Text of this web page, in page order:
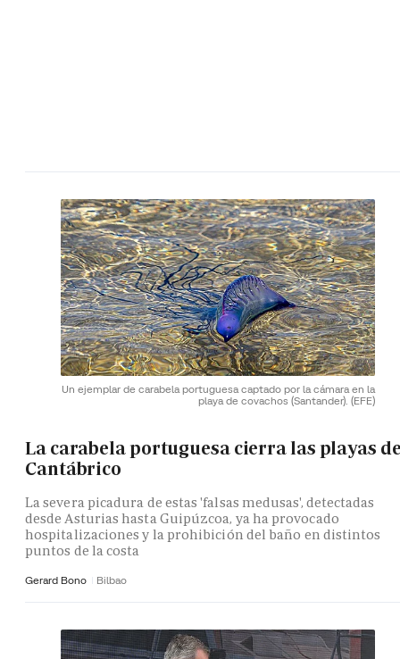
Un ejemplar de carabela portuguesa captado por la cámara en la
playa de covachos (Santander). (EFE)
La carabela portuguesa cierra las playas
Cantábrico
La severa picadura de estas 'falsas medusas', detectadas
desde Asturias hasta Guipúzcoa, ya ha provocado
hospitalizaciones y la prohibición del baño en distintos
puntos de la costa
Gerard Bono Bilbao